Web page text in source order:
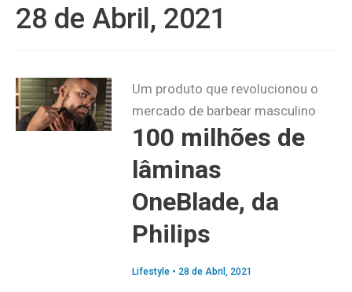
28 de Abril, 2021
Um produto que revolucionou o
mercado de barbear masculino
100 milhões de
lâminas
OneBlade, da
Philips
Lifestyle• 28 de Abril, 2021